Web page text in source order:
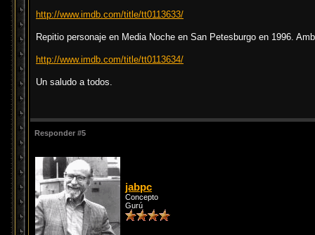
http://www.imdb.com/title/tt0113633/
Repitio personaje en Media Noche en San Petesburgo en 1996.
http://www.imdb.com/title/tt0113634/
Un saludo a todos.
Responder #5
jabpc
Concepto
Gurú